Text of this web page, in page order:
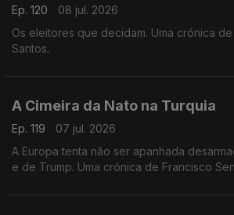
Ep. 120
08 jul. 2026
Os eleitores que decidam. Uma crónica
Santos.
A Cimeira da Nato na Turquia
Ep. 119
07 jul. 2026
A Europa tenta não ser apanhada
e de Trump. Uma crónica de Francisco